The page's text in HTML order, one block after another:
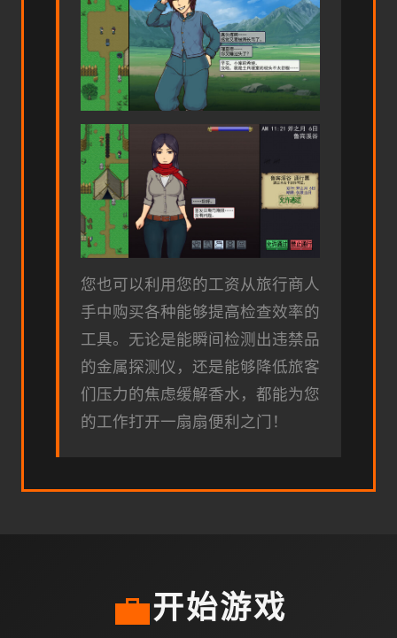
您也可以利用您的工资从旅行商人
手中购买各种能够提高检查效率的
工具。无论是能瞬间检测出违禁品
的金属探测仪，还是能够降低旅客
们压力的焦虑缓解香水，都能为您
的工作打开一扇扇便利之门！
💼开始游戏